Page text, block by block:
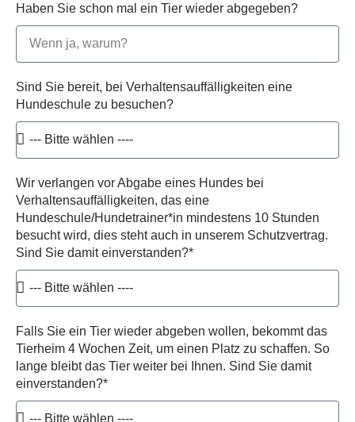
Haben Sie schon mal ein Tier wieder abgegeben?
Sind Sie bereit, bei Verhaltensauffälligkeiten eine
Hundeschule zu besuchen?
Wir verlangen vor Abgabe eines Hundes bei
Verhaltensauffälligkeiten, das eine
Hundeschule/Hundetrainer*in mindestens 10 Stunden
besucht wird, dies steht auch in unserem Schutzvertrag.
Sind Sie damit einverstanden?*
Falls Sie ein Tier wieder abgeben wollen, bekommt das
Tierheim 4 Wochen Zeit, um einen Platz zu schaffen. So
lange bleibt das Tier weiter bei Ihnen. Sind Sie damit
einverstanden?*